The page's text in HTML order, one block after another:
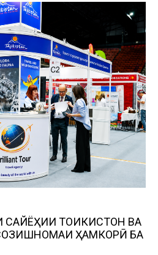
ТОҶИКИСТОН ВА
ҲАМКОРӢ БА